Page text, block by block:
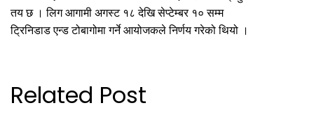
तय छ । लिग आगामी अगस्ट १८ देखि सेप्टेम्बर १० सम्म
ट्रिनिडाड एन्ड टोबागोमा गर्ने आयोजकले निर्णय गरेको थियो ।
Related Post